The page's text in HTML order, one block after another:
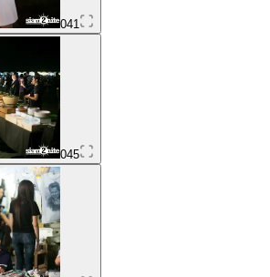
041
045